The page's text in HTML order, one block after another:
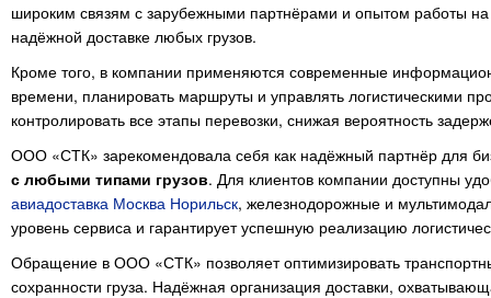
широким связям с зарубежными партнёрами и опытом работы
надёжной доставке любых грузов.
Кроме того, в компании применяются современные
времени, планировать маршруты и управлять логистическими
контролировать все этапы перевозки, снижая вероятность
ООО «СТК» зарекомендовала себя как надёжный партнёр для
с любыми типами грузов. Для клиентов компании доступны
авиадоставка Москва Норильск, железнодорожные и
уровень сервиса и гарантирует успешную реализацию
Обращение в ООО «СТК» позволяет оптимизировать
сохранности груза. Надёжная организация доставки,